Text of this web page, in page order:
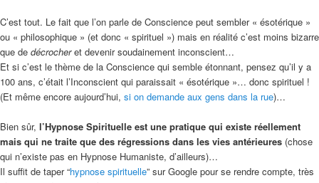
C’est tout. Le fait que l’on parle de Conscience peut sembler « ésotérique »
ou « philosophique » (et donc « spirituel ») mais en réalité c’est moins bizarre
que de décrocheret devenir soudainement inconscient…
Et si c’est le thème de la Conscience qui semble étonnant, pensez qu’il y a
100 ans, c’était l’Inconscient qui paraissait « ésotérique »… donc spirituel !
(Et même encore aujourd’hui, si on demande aux gens dans la rue)…
Bien sûr, l’Hypnose Spirituelle est une pratique qui existe réellement
mais qui ne traite que des régressions dans les vies antérieures (chose
qui n’existe pas en Hypnose Humaniste, d’ailleurs)…
Il suffit de taper “hypnose spirituelle” sur Google pour se rendre compte, très